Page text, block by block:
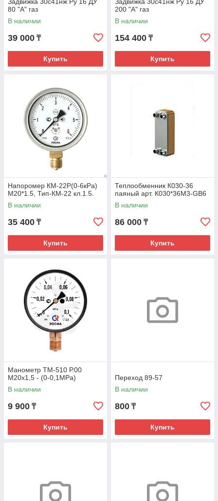
80 "А" газ
В наличии
39 000 ₸
Купить
200 "А" газ
В наличии
154 400 ₸
Купить
Напоромер КМ-22Р(0-6кРа)
М20*1.5, Тип-КМ-22 кл.1.5.
В наличии
35 400 ₸
Купить
Теплообменник К030-36
паяный арт. К030*36М3-GB6
В наличии
86 000 ₸
Купить
Манометр ТМ-510 Р.00
М20х1,5 - (0-0,1МРа)
В наличии
9 900 ₸
Купить
Переход 89-57
В наличии
800 ₸
Купить